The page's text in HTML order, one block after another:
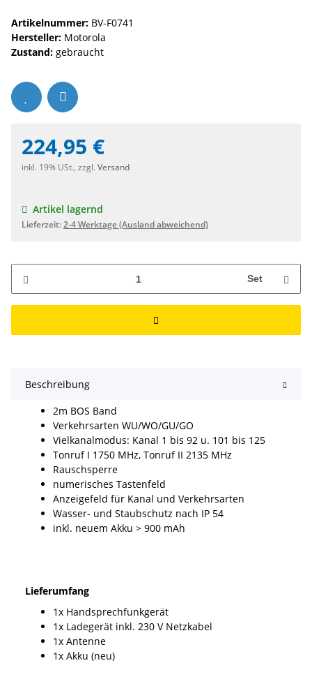
Artikelnummer: BV-F0741
Hersteller: Motorola
Zustand: gebraucht
224,95 €
inkl. 19% USt., zzgl. Versand
Artikel lagernd
Lieferzeit:2-4 Werktage(Ausland abweichend)
Set
Beschreibung
2m BOS Band
Verkehrsarten WU/WO/GU/GO
Vielkanalmodus: Kanal 1 bis 92 u. 101 bis 125
Tonruf I 1750 MHz, Tonruf II 2135 MHz
Rauschsperre
numerisches Tastenfeld
Anzeigefeld für Kanal und Verkehrsarten
Wasser- und Staubschutz nach IP 54
inkl. neuem Akku > 900 mAh
Lieferumfang
1x Handsprechfunkgerät
1x Ladegerät inkl. 230 V Netzkabel
1x Antenne
1x Akku (neu)